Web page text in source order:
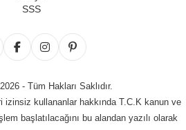
SSS
- Tüm Hakları Saklıdır.
kullananlar hakkında T.C.K kanun ve
başlatılacağını bu alandan yazılı olarak